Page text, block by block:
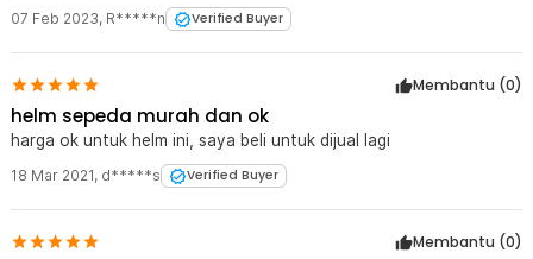
07 Feb 2023, R*****n Verified Buyer
Membantu (0)
helm sepeda murah dan ok
harga ok untuk helm ini, saya beli untuk dijual lagi
18 Mar 2021, d*****s Verified Buyer
Membantu (0)